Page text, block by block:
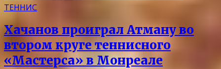
ТЕННИС
Хачанов проиграл Атману во
втором круге теннисного
«Мастерса» в Монреале